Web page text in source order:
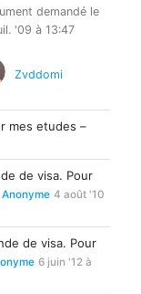
demandé le
'09 à 13:47
Zvddomi
mes etudes –
de visa. Pour
Anonyme 4 août '10
de visa. Pour
6 juin '12 à